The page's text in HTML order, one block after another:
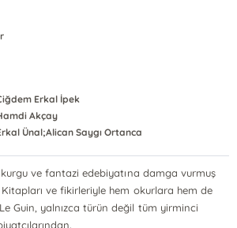
Erkal İpek
Akçay
Ünal;Alican Saygı Ortanca
ve fantazi edebiyatına damga vurmuş
ve fikirleriyle hem okurlara hem de
Guin, yalnızca türün değil tüm yirminci